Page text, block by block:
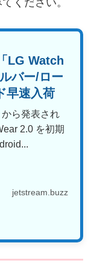
ください。
LG Watch
バー/ロー
早速入荷
ら発表され
2.0 を初期
jetstream.buzz